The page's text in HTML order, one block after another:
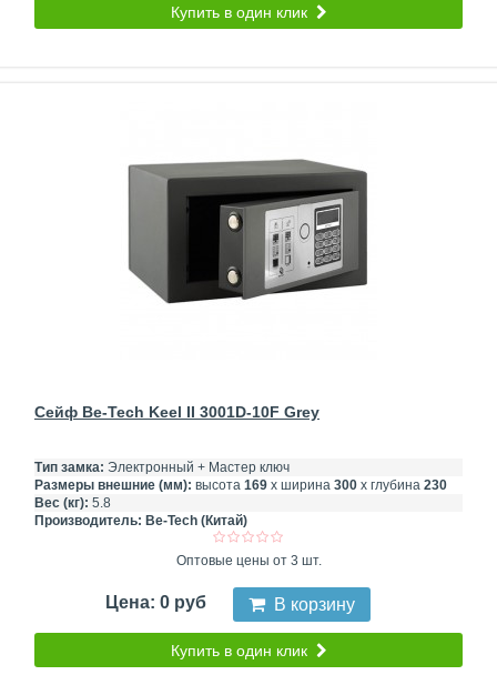
Купить в один клик
Сейф Be-Tech Keel II 3001D-10F Grey
Тип замка: Электронный + Мастер ключ
Размеры внешние (мм): высота 169 х ширина 300 х глубина 230
Вес (кг): 5.8
Производитель: Be-Tech (Китай)
Оптовые цены от 3 шт.
Цена: 0 руб В корзину
Купить в один клик